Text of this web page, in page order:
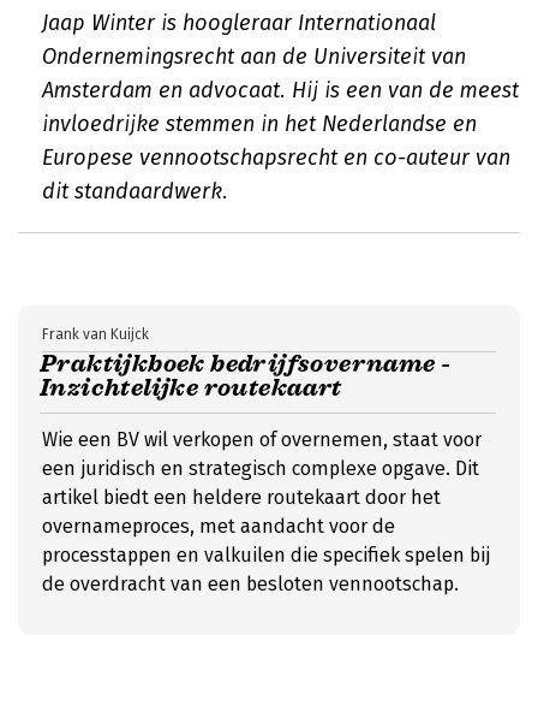
Jaap Winter is hoogleraar Internationaal
Ondernemingsrecht aan de Universiteit van
Amsterdam en advocaat. Hij is een van de meest
invloedrijke stemmen in het Nederlandse en
Europese vennootschapsrecht en co-auteur van
dit standaardwerk.
Praktijkboek bedrijfsovername -
Inzichtelijke routekaart
Frank van Kuijck
Wie een BV wil verkopen of overnemen, staat voor
een juridisch en strategisch complexe opgave. Dit
artikel biedt een heldere routekaart door het
overnameproces, met aandacht voor de
processtappen en valkuilen die specifiek spelen bij
de overdracht van een besloten vennootschap.